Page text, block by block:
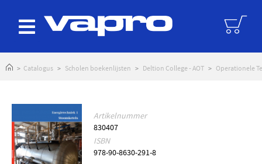
Catalogus Scholen boekenlijsten Deltion College - AOT Operationele
Artikelnummer
830407
ISBN
978-90-8630-291-8